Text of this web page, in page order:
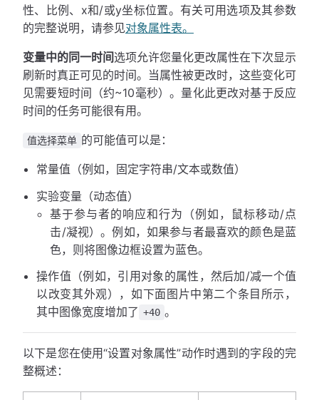
性、比例、x和/或y坐标位置。有关可用选项及其参数
的完整说明，请参见对象属性表。
变量中的同一时间选项允许您量化更改属性在下次显示
刷新时真正可见的时间。当属性被更改时，这些变化可
见需要短时间（约~10毫秒）。量化此更改对基于反应
时间的任务可能很有用。
值选择菜单 的可能值可以是：
常量值（例如，固定字符串/文本或数值）
实验变量（动态值）
基于参与者的响应和行为（例如，鼠标移动/点
击/凝视）。例如，如果参与者最喜欢的颜色是蓝
色，则将图像边框设置为蓝色。
操作值（例如，引用对象的属性，然后加/减一个值
以改变其外观），如下面图片中第二个条目所示，
其中图像宽度增加了 +40 。
以下是您在使用“设置对象属性”动作时遇到的字段的完
整概述：